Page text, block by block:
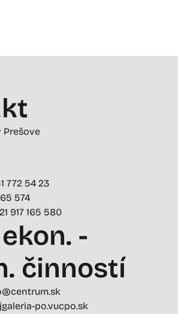
Prešove
772 54 23
574
917 165 580
-
činností
po.vucpo.sk